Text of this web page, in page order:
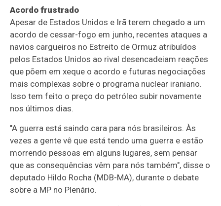
Acordo frustrado
Apesar de Estados Unidos e Irã terem chegado a um
acordo de cessar-fogo em junho, recentes ataques a
navios cargueiros no Estreito de Ormuz atribuídos
pelos Estados Unidos ao rival desencadeiam reações
que põem em xeque o acordo e futuras negociações
mais complexas sobre o programa nuclear iraniano.
Isso tem feito o preço do petróleo subir novamente
nos últimos dias.
"A guerra está saindo cara para nós brasileiros. Às
vezes a gente vê que está tendo uma guerra e estão
morrendo pessoas em alguns lugares, sem pensar
que as consequências vêm para nós também", disse o
deputado Hildo Rocha (MDB-MA), durante o debate
sobre a MP no Plenário.